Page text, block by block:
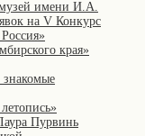
музей имени И.А.
на V Конкурс
края»
знакомые
Пурвинь